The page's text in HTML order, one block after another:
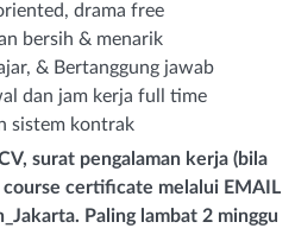
drama free
bersih & menarik
& Bertanggung jawab
dan jam kerja full time
sistem kontrak
surat pengalaman kerja (bila
certificate melalui EMAIL
Paling lambat 2 minggu